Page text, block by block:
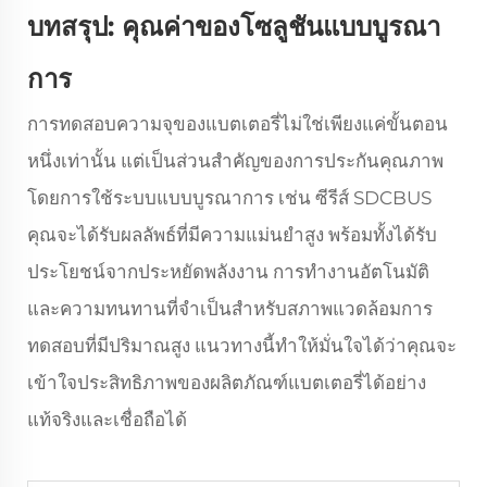
บทสรุป: คุณค่าของโซลูชันแบบบูรณา
การ
การทดสอบความจุของแบตเตอรี่ไม่ใช่เพียงแค่ขั้นตอน
หนึ่งเท่านั้น แต่เป็นส่วนสำคัญของการประกันคุณภาพ
โดยการใช้ระบบแบบบูรณาการ เช่น ซีรีส์ SDCBUS
คุณจะได้รับผลลัพธ์ที่มีความแม่นยำสูง พร้อมทั้งได้รับ
ประโยชน์จากประหยัดพลังงาน การทำงานอัตโนมัติ
และความทนทานที่จำเป็นสำหรับสภาพแวดล้อมการ
ทดสอบที่มีปริมาณสูง แนวทางนี้ทำให้มั่นใจได้ว่าคุณจะ
เข้าใจประสิทธิภาพของผลิตภัณฑ์แบตเตอรี่ได้อย่าง
แท้จริงและเชื่อถือได้